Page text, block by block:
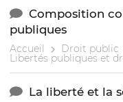
Composition
publiques
Accueil Droit public
Libertés publiques et
La liberté et la